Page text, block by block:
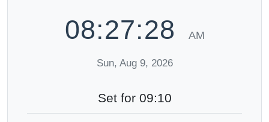
08:27:28 AM
Sun, Aug 9, 2026
Set for 09:10